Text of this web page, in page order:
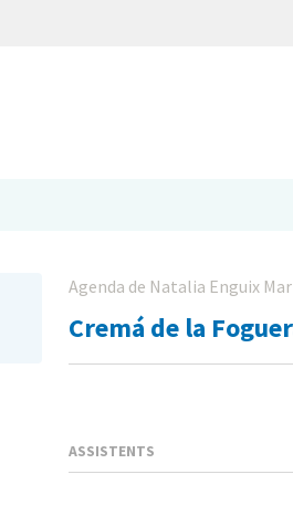
Agenda de Natalia Enguix
Cremá de la
ASSISTENTS